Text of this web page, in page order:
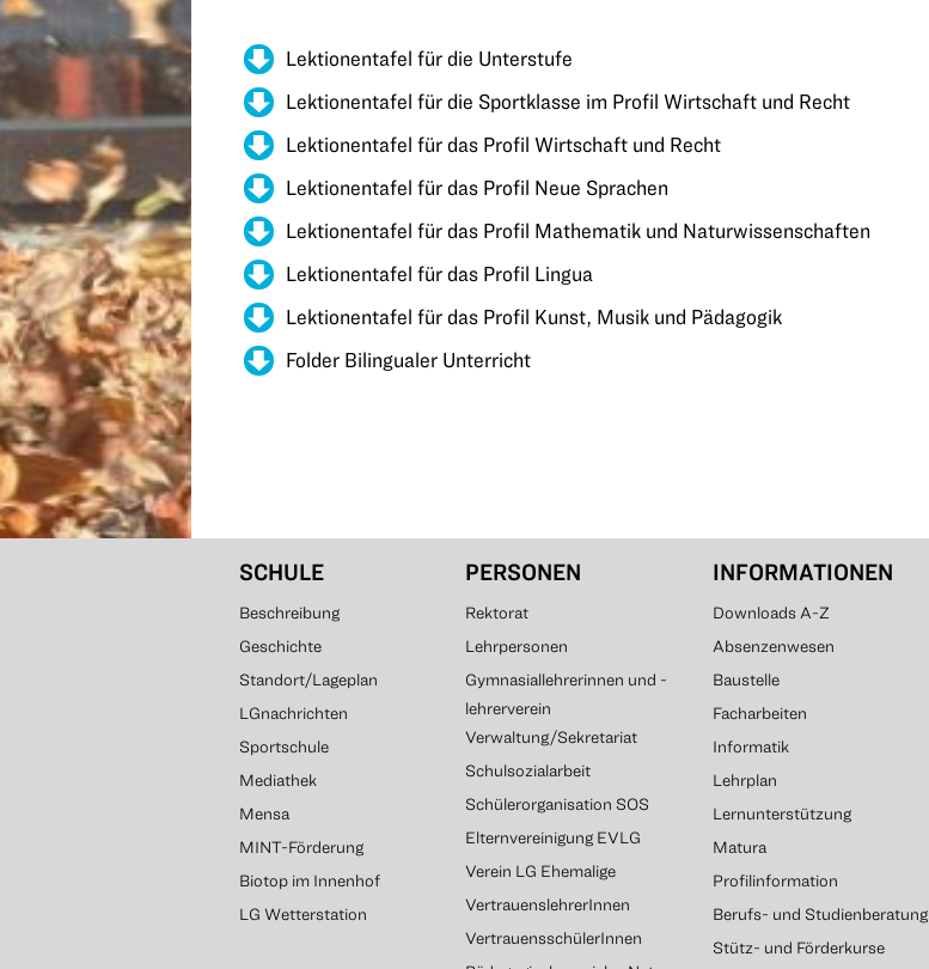
Lektionentafel für die Unterstufe
Lektionentafel für die Sportklasse im Profil Wirtschaft und Recht
Lektionentafel für das Profil Wirtschaft und Recht
Lektionentafel für das Profil Neue Sprachen
Lektionentafel für das Profil Mathematik und Naturwissenschaften
Lektionentafel für das Profil Lingua
Lektionentafel für das Profil Kunst, Musik und Pädagogik
Folder Bilingualer Unterricht
SCHULE
Beschreibung
Geschichte
Standort/Lageplan
LGnachrichten
Sportschule
Mediathek
Mensa
MINT-Förderung
Biotop im Innenhof
LG Wetterstation
PERSONEN
Rektorat
Lehrpersonen
Gymnasiallehrerinnen und -
lehrerverein
Verwaltung/Sekretariat
Schulsozialarbeit
Schülerorganisation SOS
Elternvereinigung EVLG
Verein LG Ehemalige
VertrauenslehrerInnen
VertrauensschülerInnen
INFORMATIONEN
Downloads A-Z
Absenzenwesen
Baustelle
Facharbeiten
Informatik
Lehrplan
Lernunterstützung
Matura
Profilinformation
Berufs- und Studienberatung
Stütz- und Förderkurse